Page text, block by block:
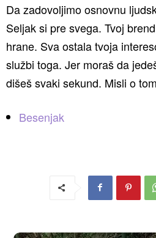
Da zadovoljimo osnovnu
Seljak si pre svega. Tvoj
hrane. Sva ostala tvoja
službi toga. Jer moraš da
dišeš svaki sekund. Misli o
Besenjak